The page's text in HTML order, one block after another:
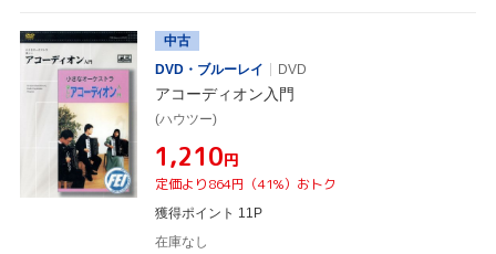
中古
DVD・ブルーレイ
DVD
アコーディオン入門
(ハウツー)
¥1,210円
定価より864円（41%）おトク
獲得ポイント 11P
在庫なし